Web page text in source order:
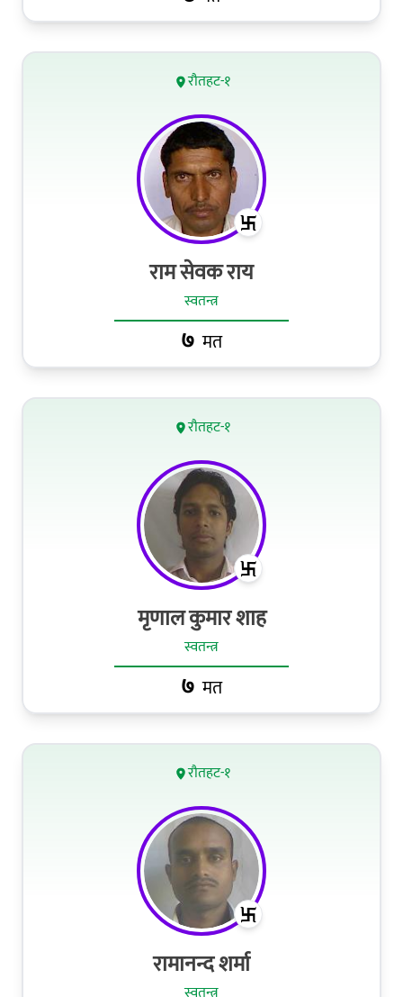
रौतहट-१
राम सेवक राय
स्वतन्त्र
७ मत
रौतहट-१
मृणाल कुमार शाह
स्वतन्त्र
७ मत
रौतहट-१
रामानन्द शर्मा